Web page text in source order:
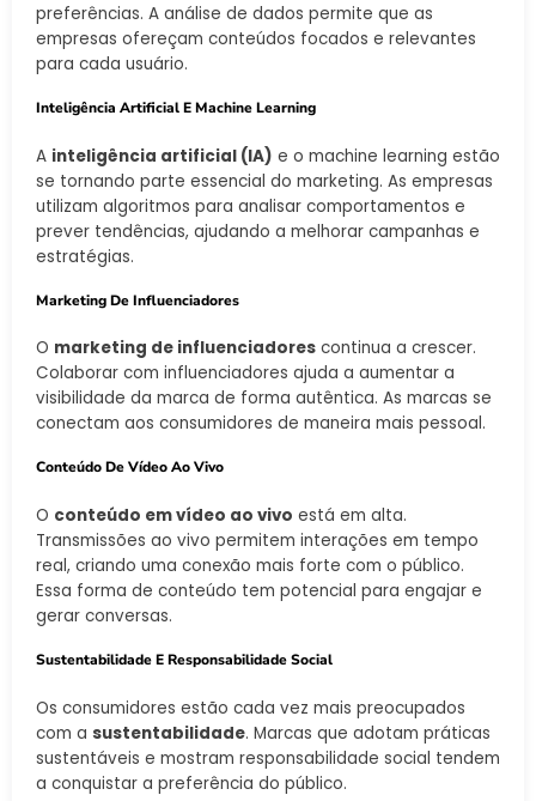
preferências. A análise de dados permite que as
empresas ofereçam conteúdos focados e relevantes
para cada usuário.
Inteligência Artificial E Machine Learning
A inteligência artificial (IA) e o machine learning estão
se tornando parte essencial do marketing. As empresas
utilizam algoritmos para analisar comportamentos e
prever tendências, ajudando a melhorar campanhas e
estratégias.
Marketing De Influenciadores
O marketing de influenciadores continua a crescer.
Colaborar com influenciadores ajuda a aumentar a
visibilidade da marca de forma autêntica. As marcas se
conectam aos consumidores de maneira mais pessoal.
Conteúdo De Vídeo Ao Vivo
O conteúdo em vídeo ao vivo está em alta.
Transmissões ao vivo permitem interações em tempo
real, criando uma conexão mais forte com o público.
Essa forma de conteúdo tem potencial para engajar e
gerar conversas.
Sustentabilidade E Responsabilidade Social
Os consumidores estão cada vez mais preocupados
com a sustentabilidade. Marcas que adotam práticas
sustentáveis e mostram responsabilidade social tendem
a conquistar a preferência do público.